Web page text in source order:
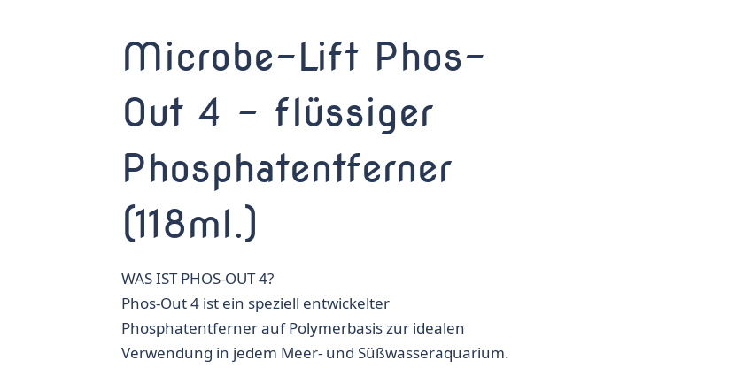
Microbe-Lift Phos-
Out 4 – flüssiger
Phosphatentferner
(118ml.)
WAS IST PHOS-OUT 4?
Phos-Out 4 ist ein speziell entwickelter
Phosphatentferner auf Polymerbasis zur idealen
Verwendung in jedem Meer- und Süßwasseraquarium.